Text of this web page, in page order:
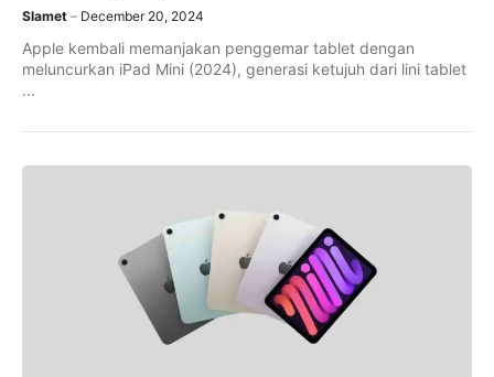
Slamet December 20, 2024
Apple kembali memanjakan penggemar tablet dengan
meluncurkan iPad Mini (2024), generasi ketujuh dari lini tablet
...